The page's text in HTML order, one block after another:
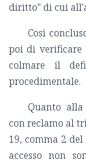
diritto" di cui
Così
poi di verificare
colmare il
procedimentale.
Quanto
con reclamo al
19, comma 2
accesso non